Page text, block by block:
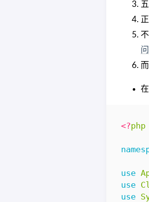
<?php
use
use
use